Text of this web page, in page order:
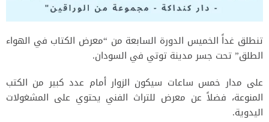
تنطلق غداً الخميس الدورة السابعة من “معرض الكتاب في الهواء
الطلق” تحت جسر مدينة توتي في السودان.
على مدار خمس ساعات سيكون الزوار أمام عدد كبير من الكتب
المنوعة، فضلاً عن معرض للتراث الفني يحتوي على المشغولات
اليدوية.